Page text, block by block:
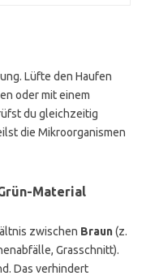
Lüfte den Haufen
oder mit einem
du gleichzeitig
die Mikroorganismen
Material
zwischen Braun(z.
Grasschnitt).
Das verhindert